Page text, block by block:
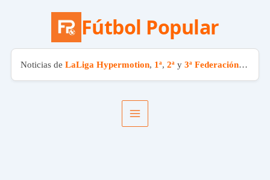
Fútbol Popular
Noticias de LaLiga Hypermotion, 1ª, 2ªy 3ª Federación. El
Ir
al
contenido